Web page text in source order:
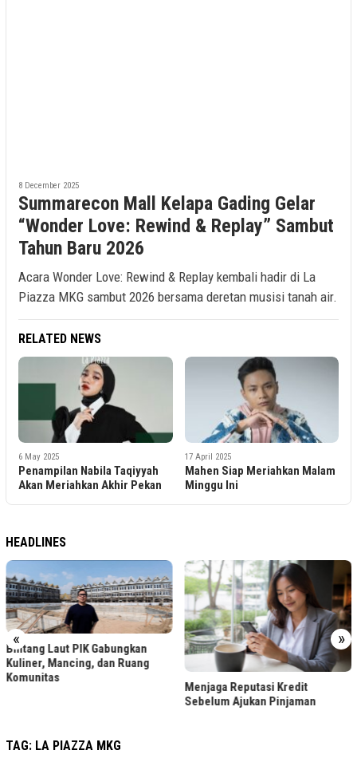
8 December 2025
Summarecon Mall Kelapa Gading Gelar
“Wonder Love: Rewind & Replay” Sambut
Tahun Baru 2026
Acara Wonder Love: Rewind & Replay kembali hadir di La
Piazza MKG sambut 2026 bersama deretan musisi tanah air.
RELATED NEWS
6 May 2025
Penampilan Nabila Taqiyyah
Akan Meriahkan Akhir Pekan
17 April 2025
Mahen Siap Meriahkan Malam
Minggu Ini
HEADLINES
« »
Bintang Laut PIK Gabungkan
Kuliner, Mancing, dan Ruang
Komunitas
Menjaga Reputasi Kredit
Sebelum Ajukan Pinjaman
TAG: LA PIAZZA MKG